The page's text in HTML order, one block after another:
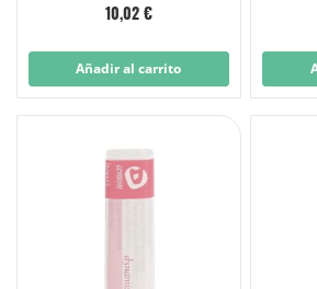
10,02 €
Añadir al carrito